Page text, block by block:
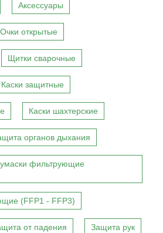
Аксессуары
Очки открытые
Щитки сварочные
Каски защитные
Каски шахтерские
органов дыхания
фильтрующие
(FFP1 - FFP3)
от падения Защита рук